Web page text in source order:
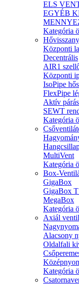
ELS
EGYÉB
Kategória
Központi
Decentrális
AIR1
Központi
IsoPipe
FlexPipe
Aktív
SEWT
Kategória
MultiVent
Kategória
Box-
GigaBox
GigaBox
MegaBox
Kategória
Axiál
Alacsony
Oldalfali
Kategória